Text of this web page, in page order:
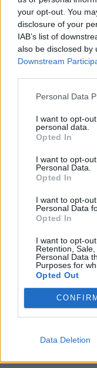
your opt-out. You
disclosure of your
IAB’s list of
also be disclosed by
Downstream
Personal Data
I want to opt-
personal data.
Opted In
I want to opt-
Personal Data.
Opted In
I want to opt-
Personal Data
Opted In
I want to opt-
Retention,
Personal Data
Purposes for
Opted Out
CONFIRM
Data Deletion